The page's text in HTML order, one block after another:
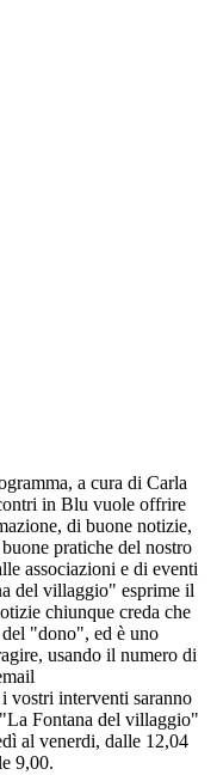
a cura di Carla
in Blu vuole offrire
di buone notizie,
pratiche del nostro
associazioni e di eventi
del villaggio" esprime il
chiunque creda che
"dono", ed è uno
usando il numero di
vostri interventi saranno
Fontana del villaggio"
al venerdi, dalle 12,04
9,00.